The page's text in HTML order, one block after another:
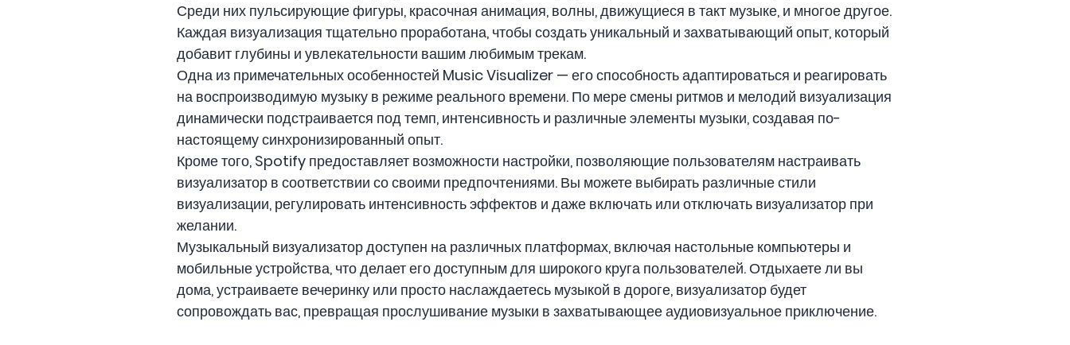
Среди них пульсирующие фигуры, красочная анимация, волны, движущиеся в такт музыке, и многое другое.
Каждая визуализация тщательно проработана, чтобы создать уникальный и захватывающий опыт, который
добавит глубины и увлекательности вашим любимым трекам.
Одна из примечательных особенностей Music Visualizer — его способность адаптироваться и реагировать
на воспроизводимую музыку в режиме реального времени. По мере смены ритмов и мелодий визуализация
динамически подстраивается под темп, интенсивность и различные элементы музыки, создавая по-
настоящему синхронизированный опыт.
Кроме того, Spotify предоставляет возможности настройки, позволяющие пользователям настраивать
визуализатор в соответствии со своими предпочтениями. Вы можете выбирать различные стили
визуализации, регулировать интенсивность эффектов и даже включать или отключать визуализатор при
желании.
Музыкальный визуализатор доступен на различных платформах, включая настольные компьютеры и
мобильные устройства, что делает его доступным для широкого круга пользователей. Отдыхаете ли вы
дома, устраиваете вечеринку или просто наслаждаетесь музыкой в ​​дороге, визуализатор будет
сопровождать вас, превращая прослушивание музыки в захватывающее аудиовизуальное приключение.